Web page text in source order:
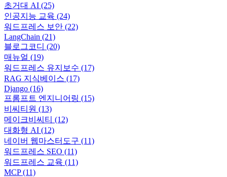
초거대 AI (25)
인공지능 교육 (24)
워드프레스 보안 (22)
LangChain (21)
블로그코디 (20)
매뉴얼 (19)
워드프레스 유지보수 (17)
RAG 지식베이스 (17)
Django (16)
프롬프트 엔지니어링 (15)
비씨티원 (13)
메이크비씨티 (12)
대화형 AI (12)
네이버 웹마스터도구 (11)
워드프레스 SEO (11)
워드프레스 교육 (11)
MCP(11)